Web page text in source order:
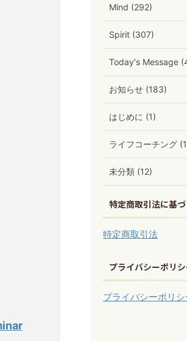
Mind (292)
Spirit (307)
Today's Message
お知らせ (183)
はじめに (1)
ライフコーチング
未分類 (12)
特定商取引法に基
特定商取引法
プライバシーポリ
プライバシーポリシ